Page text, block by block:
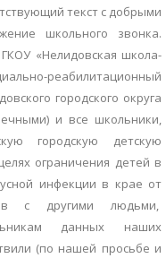
текст с добрыми
школьного звонка.
«Нелидовская школа-
реабилитационный
городского округа
и все школьники,
городскую детскую
ограничения детей в
инфекции в крае от
с другими людьми,
данных наших
(по нашей просьбе и